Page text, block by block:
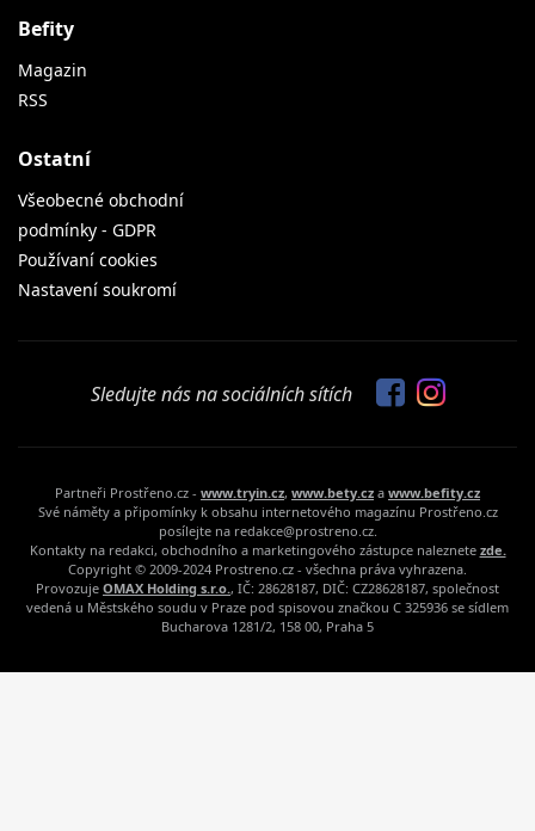
Befity
Magazin
RSS
Ostatní
Všeobecné obchodní
podmínky - GDPR
Používaní cookies
Nastavení soukromí
Sledujte nás na sociálních sítích
Partneři Prostřeno.cz - www.tryin.cz, www.bety.cz a www.befity.cz
Své náměty a připomínky k obsahu internetového magazínu Prostřeno.cz
posílejte na redakce@prostreno.cz.
Kontakty na redakci, obchodního a marketingového zástupce naleznete zde.
Copyright © 2009-2024 Prostreno.cz - všechna práva vyhrazena.
Provozuje OMAX Holding s.r.o., IČ: 28628187, DIČ: CZ28628187, společnost
vedená u Městského soudu v Praze pod spisovou značkou C 325936 se sídlem
Bucharova 1281/2, 158 00, Praha 5